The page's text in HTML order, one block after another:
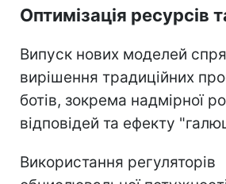
Оптимізація ресурсів
Випуск нових моделей
вирішення традиційних
ботів, зокрема надмірної
відповідей та ефекту
Використання регуляторів